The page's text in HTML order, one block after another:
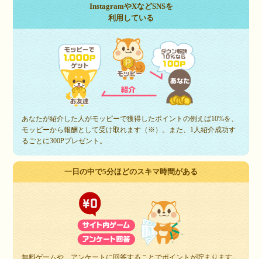
InstagramやXなどSNSを
利用している
あなたが紹介した人がモッピーで獲得したポイントの例えば10%を、
モッピーから報酬として受け取れます（※）。また、1人紹介成功す
るごとに300Pプレゼント。
一日の中で5分ほどのスキマ時間がある